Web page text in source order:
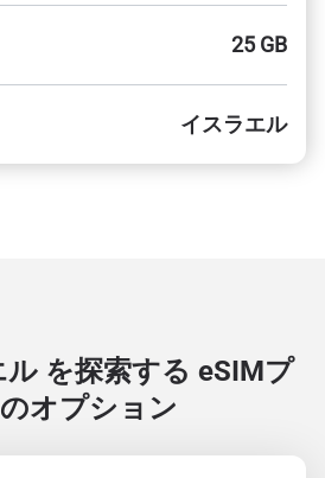
25 GB
イスラエル
を探索する eSIMプ
オプション